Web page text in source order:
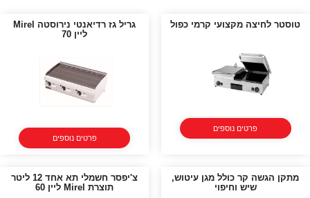
טוסטר לחיצה מקצועי קרמי כפול
פרטים נוספים
גריל גז רדיאנטי נירוסטה Mirel
ליין 70
פרטים נוספים
מתקן הגשה קר כולל מגן עיטוש,
שיש וחיפוי
צ'יפסר חשמלי תא אחד 12 ליטר
תוצרת Mirel ליין 60